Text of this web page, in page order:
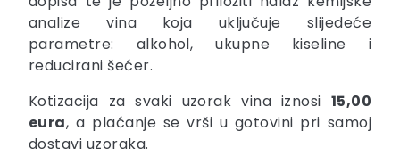
analize vina koja uključuje slijedeće
parametre: alkohol, ukupne kiseline i
reducirani šećer.
Kotizacija za svaki uzorak vina iznosi 15,00
eura, a plaćanje se vrši u gotovini pri samoj
dostavi uzoraka.